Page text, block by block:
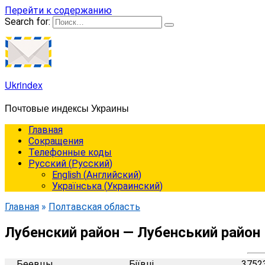
Перейти к содержанию
Search for:
Ukrindex
Почтовые индексы Украины
Главная
Сокращения
Телефонные коды
Русский (Русский)
English (Английский)
Українська (Украинский)
Главная » Полтавская область
Лубенский район — Лубенський район